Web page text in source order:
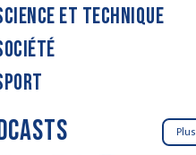
ET TECHNIQUE
Plus